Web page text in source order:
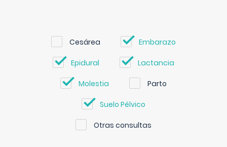
Cesárea Embarazo
Epidural Lactancia
Molestia Parto
Suelo Pélvico
Otras consultas